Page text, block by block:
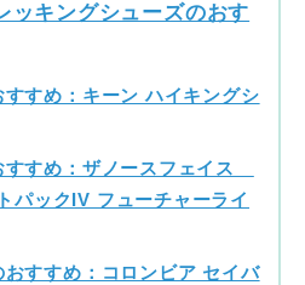
ッキングシューズのおす
すすめ：キーン ハイキングシ
すすめ：ザノースフェイス
パックIV フューチャーライ
おすすめ：コロンビア セイバ